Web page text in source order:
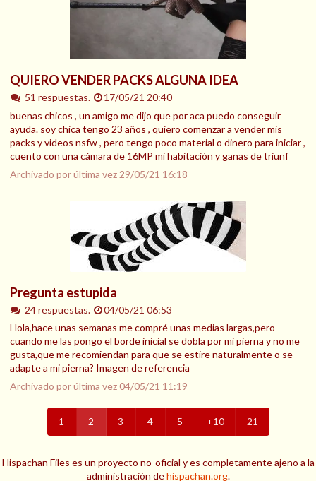
QUIERO VENDER PACKS ALGUNA IDEA
51 respuestas.
17/05/21 20:40
buenas chicos , un amigo me dijo que por aca puedo conseguir
ayuda. soy chica tengo 23 años , quiero comenzar a vender mis
packs y videos nsfw , pero tengo poco material o dinero para iniciar ,
cuento con una cámara de 16MP mi habitación y ganas de triunf
Archivado por última vez 29/05/21 16:18
Pregunta estupida
24 respuestas.
04/05/21 06:53
Hola,hace unas semanas me compré unas medias largas,pero
cuando me las pongo el borde inicial se dobla por mi pierna y no me
gusta,que me recomiendan para que se estire naturalmente o se
adapte a mi pierna? Imagen de referencia
Archivado por última vez04/05/21 11:19
1 2 3 4 5 +10 21
Hispachan Files es un proyecto no-oficial y es completamente ajeno a la
administración dehispachan.org.